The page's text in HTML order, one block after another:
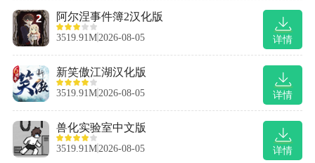
详情
阿尔涅事件簿2汉化版
3519.91M 2026-08-05
详情
新笑傲江湖汉化版
3519.91M 2026-08-05
详情
兽化实验室中文版
3519.91M 2026-08-05